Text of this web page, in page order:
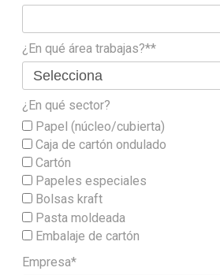
¿En qué área trabajas?**
¿En qué sector?
Papel (núcleo/cubierta)
Caja de cartón ondulado
Cartón
Papeles especiales
Bolsas kraft
Pasta moldeada
Embalaje de cartón
Empresa*